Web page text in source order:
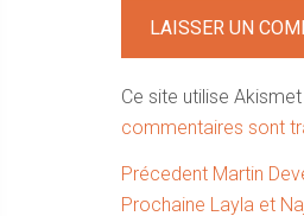
Ce site utilise
commentaires sont
Précedent Article
précédent :
Martin
Prochaine Article
Layla et